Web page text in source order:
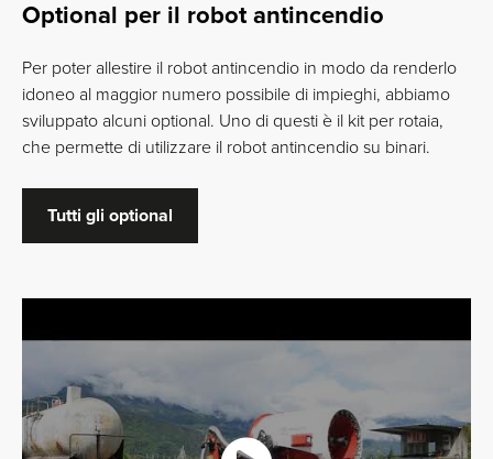
Optional per il robot antincendio
Per poter allestire il robot antincendio in modo da renderlo
idoneo al maggior numero possibile di impieghi, abbiamo
sviluppato alcuni optional. Uno di questi è il kit per rotaia,
che permette di utilizzare il robot antincendio su binari.
Tutti gli optional